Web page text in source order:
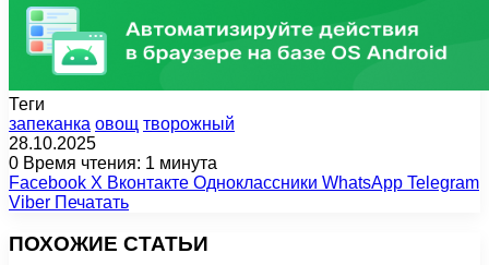
Теги
запеканка овощ творожный
28.10.2025
0 Время чтения: 1 минута
Facebook X Вконтакте Одноклассники WhatsApp Telegram
Viber Печатать
ПОХОЖИЕ СТАТЬИ